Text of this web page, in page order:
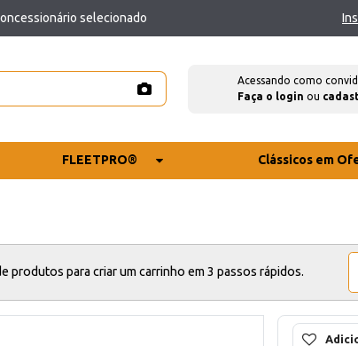
selecionado
Acessando como
Faça o login ou
FLEETPRO® Clássicos em
produtos para criar um carrinho em 3 passos rápidos.